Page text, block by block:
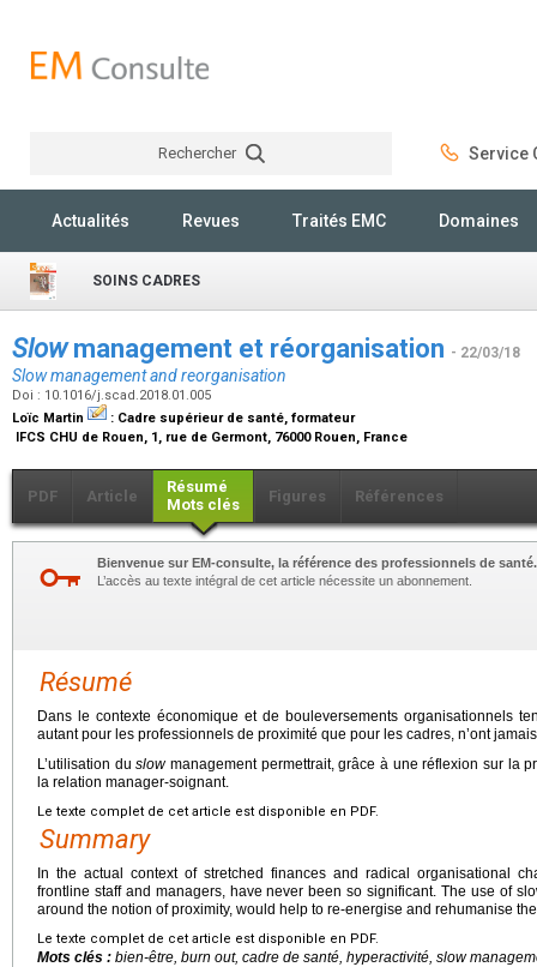
Rechercher Service
Actualités Revues Traités EMC Domaines
SOINS CADRES
Slowmanagement et réorganisation - 22/03/18
Slow management and reorganisation
Doi : 10.1016/j.scad.2018.01.005
Loïc Martin
: Cadre supérieur de santé, formateur
IFCS CHU de Rouen, 1, rue de Germont, 76000 Rouen, France
PDF Article
Résumé
Mots clés
Figures Références
Bienvenue sur EM-consulte, la référence des professionnels de santé.
L’accès au texte intégral de cet article nécessite un abonnement.
Résumé
Dans le contexte économique et de bouleversements organisationnels
autant pour les professionnels de proximité que pour les cadres, n’ont
L’utilisation duslowmanagement permettrait, grâce à une réflexion sur la
la relation manager-soignant.
Le texte complet de cet article est disponible en PDF.
Summary
In the actual context of stretched finances and radical organisational
frontline staff and managers, have never been so significant. The use of
around the notion of proximity, would help to re-energise and rehumanise
Le texte complet de cet article est disponible en PDF.
Mots clés : bien-être, burn out, cadre de santé, hyperactivité, slow